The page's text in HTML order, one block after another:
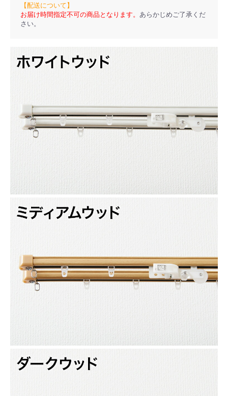
【配送について】
お届け時間指定不可の商品となります。 あらかじめご了承くだ
さい。